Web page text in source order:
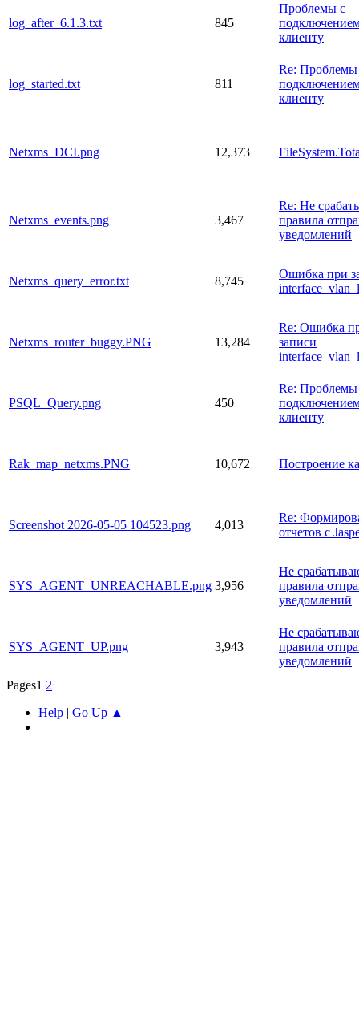
log_after_6.1.3.txt 845
Проблемы с
клиенту
log_started.txt 811
Re: Проблемы
клиенту
Netxms_DCI.png 12,373
Netxms_events.png 3,467
Re: Не
правила
уведомлений
Netxms_query_error.txt 8,745
Ошибка при
Netxms_router_buggy.PNG 13,284
Re: Ошибка
записи
PSQL_Query.png 450
Re: Проблемы
клиенту
Rak_map_netxms.PNG 10,672 Построение
Screenshot 2026-05-05 104523.png 4,013
Re:
отчетов с
SYS_AGENT_UNREACHABLE.png 3,956
Не
правила
уведомлений
SYS_AGENT_UP.png 3,943
Не
правила
уведомлений
Pages1 2
Help | Go Up ▲